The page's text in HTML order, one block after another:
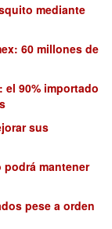
mediante
60 millones de
el 90% importado
sus
podrá mantener
pese a orden